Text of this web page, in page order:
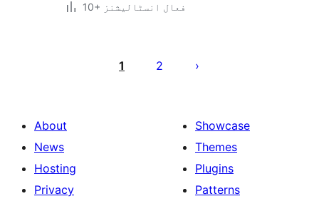
10+ فعال انسٹالیشنز
pagination
1 2
About
News
Hosting
Privacy
Showcase
Themes
Plugins
Patterns